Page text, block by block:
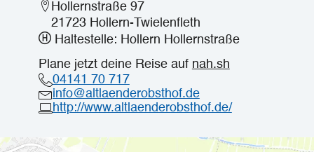
Hollernstraße 97
21723 Hollern-Twielenfleth
Haltestelle: Hollern Hollernstraße
Plane jetzt deine Reise auf nah.sh
04141 70 717
info@altlaenderobsthof.de
http://www.altlaenderobsthof.de/